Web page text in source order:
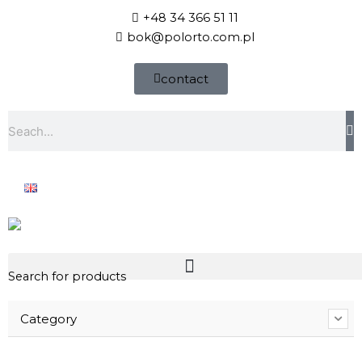
+48 34 366 51 11
bok@polorto.com.pl
contact
Search for products
Category